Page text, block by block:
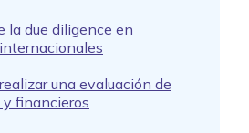
la due diligence en
una evaluación de
y financieros